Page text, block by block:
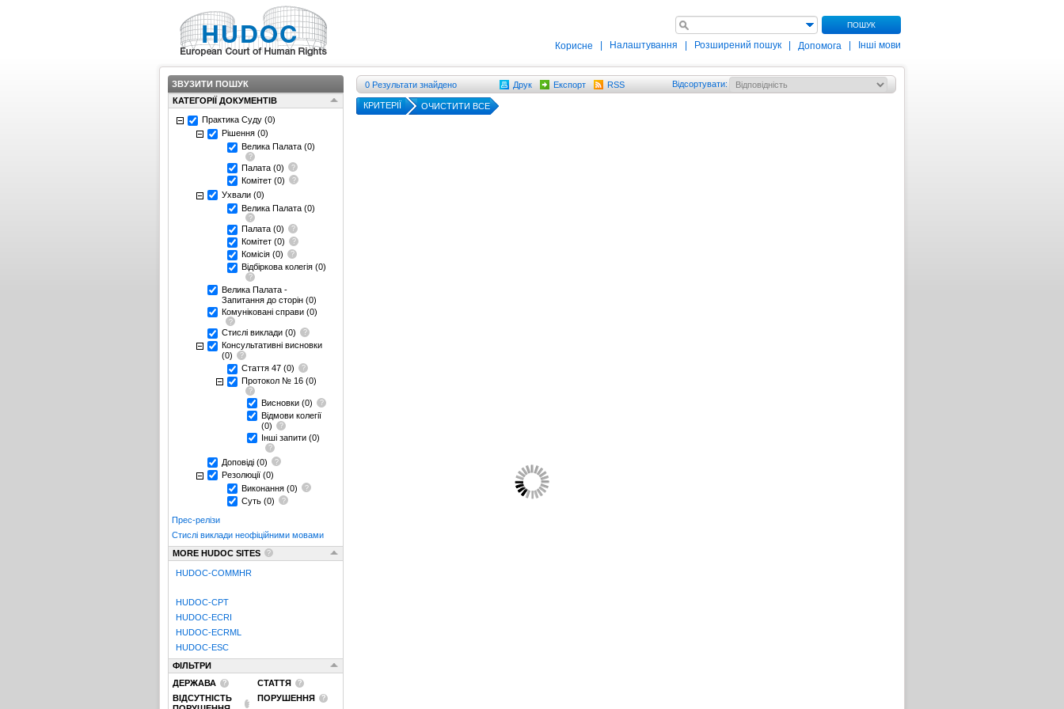
ПОШУК
Корисне Налаштування Розширений пошук Допомога Інші мови
ЗВУЗИТИ ПОШУК
КАТЕГОРІЇ ДОКУМЕНТІВ
Практика Суду (0)
Рішення (0)
Велика Палата (0)
Палата (0)
Комітет (0)
Ухвали (0)
Велика Палата (0)
Палата (0)
Комітет (0)
Комісія (0)
Відбіркова колегія (0)
Велика Палата -
Запитання до сторін (0)
Комуніковані справи (0)
Стислі виклади (0)
Консультативні висновки
(0)
Стаття 47 (0)
Протокол № 16 (0)
Висновки (0)
Відмови колегії
(0)
Інші запити (0)
Доповіді (0)
Резолюції (0)
Виконання (0)
Суть (0)
Прес-релізи
Стислі виклади неофіційними мовами
MORE HUDOC SITES
HUDOC-COMMHR
HUDOC-CPT
HUDOC-ECRI
HUDOC-ECRML
HUDOC-ESC
ФІЛЬТРИ
ДЕРЖАВА
СТАТТЯ
ВІДСУТНІСТЬ
ПОРУШЕННЯ
0 Результати знайдено Друк Експорт RSS Відсортувати:
КРИТЕРІЇ ОЧИСТИТИ ВСЕ